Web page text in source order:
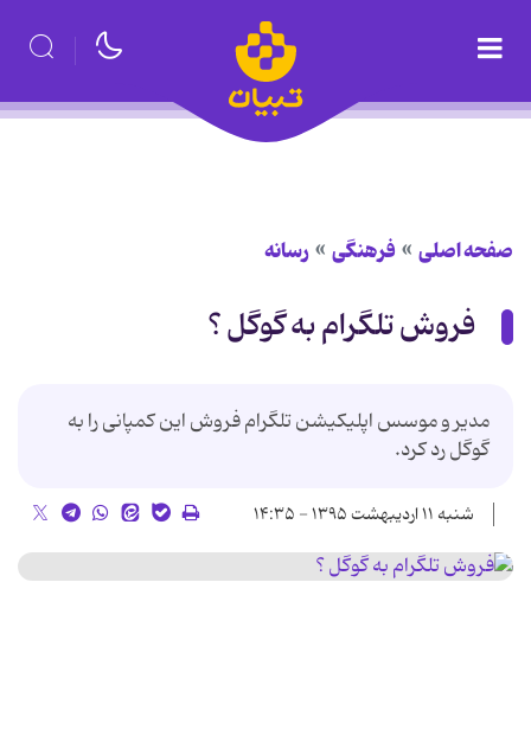
صفحه اصلی فرهنگی رسانه
فروش تلگرام به گوگل ؟
مدیر و موسس اپلیکیشن تلگرام فروش این کمپانی را به
گوگل رد کرد.
شنبه ۱۱ اردیبهشت ۱۳۹۵ - ۱۴:۳۵